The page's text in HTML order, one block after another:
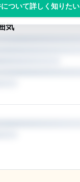
気
ついて詳しく知りたい